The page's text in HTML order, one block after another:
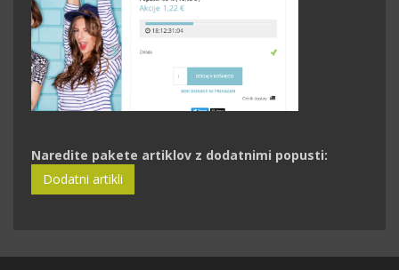
Naredite pakete artiklov z dodatnimi popusti:
Dodatni artikli